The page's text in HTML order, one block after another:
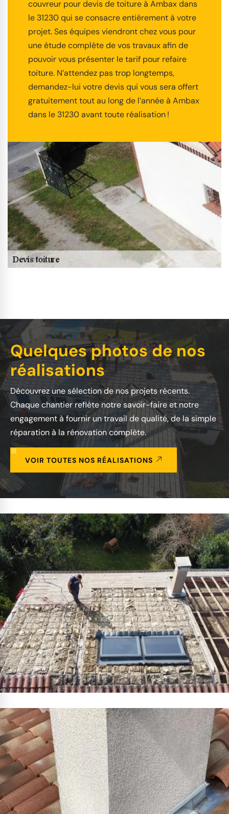
couvreur pour devis de toiture à Ambax dans
le 31230 qui se consacre entièrement à votre
projet. Ses équipes viendront chez vous pour
une étude complète de vos travaux afin de
pouvoir vous présenter le tarif pour refaire
toiture. N’attendez pas trop longtemps,
demandez-lui votre devis qui vous sera offert
gratuitement tout au long de l’année à Ambax
dans le 31230 avant toute réalisation !
Quelques photos de nos
réalisations
Découvrez une sélection de nos projets récents.
Chaque chantier reflète notre savoir-faire et notre
engagement à fournir un travail de qualité, de la simple
réparation à la rénovation complète.
VOIR TOUTES NOS RÉALISATIONS